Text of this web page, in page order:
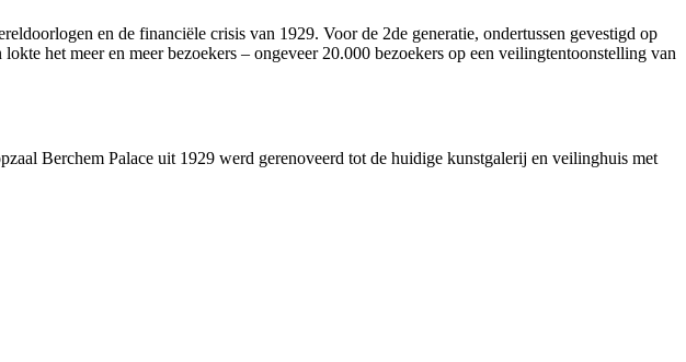
en de financiële crisis van 1929. Voor de 2de generatie, ondertussen gevestigd op
het meer en meer bezoekers – ongeveer 20.000 bezoekers op een veilingtentoonstelling van
Berchem Palace uit 1929 werd gerenoveerd tot de huidige kunstgalerij en veilinghuis met